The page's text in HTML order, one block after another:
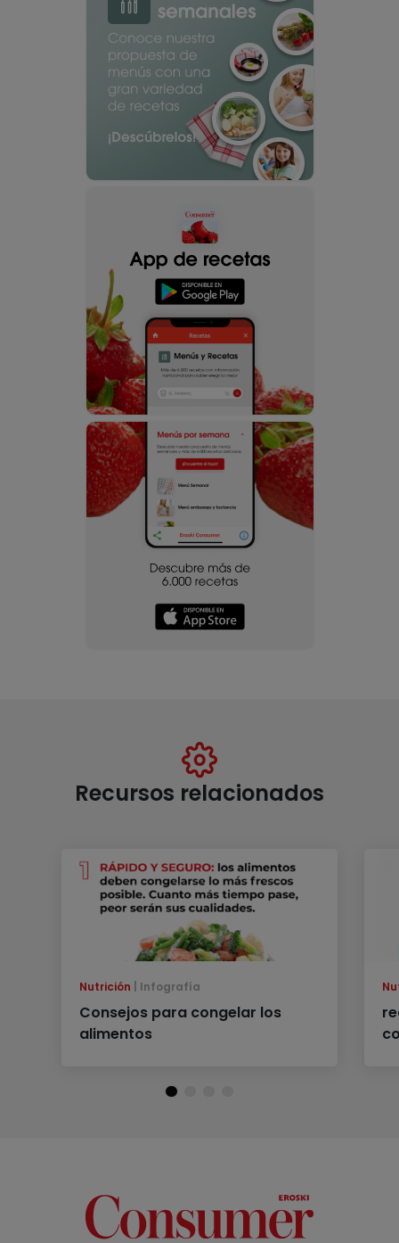
Recursos relacionados
Nutrición Infografía
Consejos para congelar los
alimentos